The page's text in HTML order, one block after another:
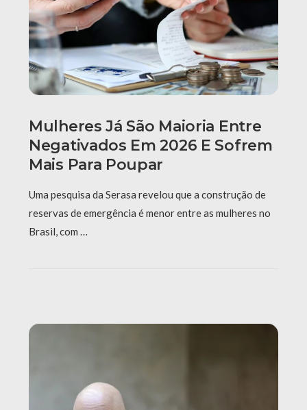
Mulheres Já São Maioria Entre
Negativados Em 2026 E Sofrem
Mais Para Poupar
Uma pesquisa da Serasa revelou que a construção de
reservas de emergência é menor entre as mulheres no
Brasil, com …